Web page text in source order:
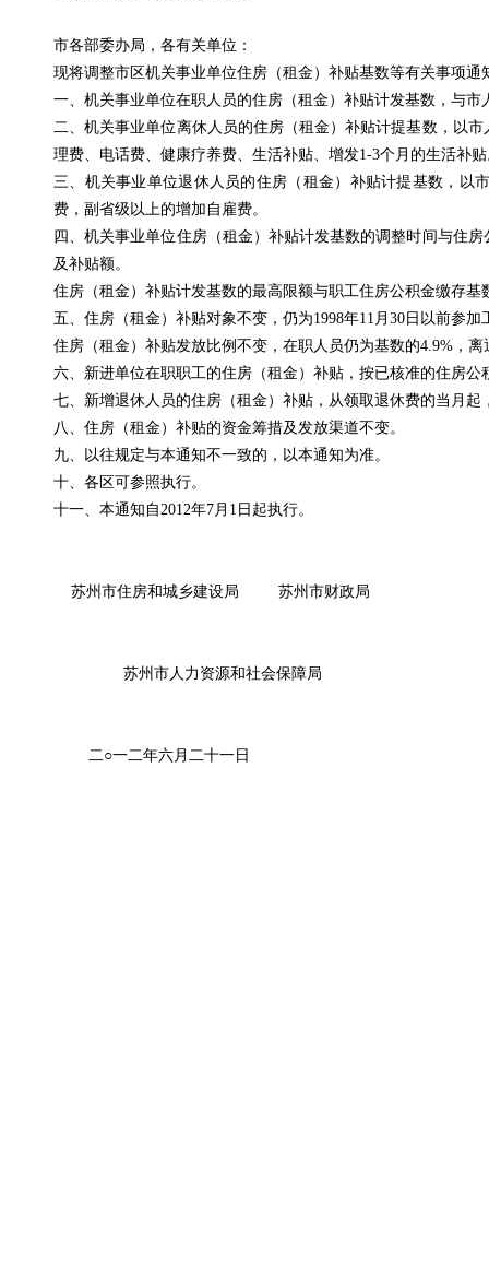
市各部委办局，各有关单位：
现将调整市区机关事业单位住房（租金）补贴基数等有关事项通
一、机关事业单位在职人员的住房（租金）补贴计发基数，与
二、机关事业单位离休人员的住房（租金）补贴计提基数，以市
理费、电话费、健康疗养费、生活补贴、增发1-3个月的生活补
三、机关事业单位退休人员的住房（租金）补贴计提基数，以
费，副省级以上的增加自雇费。
四、机关事业单位住房（租金）补贴计发基数的调整时间与住
及补贴额。
住房（租金）补贴计发基数的最高限额与职工住房公积金缴存
五、 住房（租金）补贴对象不变，仍为1998年11月30 日以前参加
住房（租金）补贴发放比例不变，在职人员仍为基数的4.9%，离
六、新进单位在职职工的住房（租金）补贴，按已核准的住房公
七、新增退休人员的住房（租金）补贴，从领取退休费的当月起
八、住房（租金）补贴的资金筹措及发放渠道不变。
九、 以往规定与本通知不一致的，以本通知为准。
十、各区可参照执行。
十一、本通知 自2012年7月1 日起执行。
苏州市住房和城乡建设局 苏州市财政
苏州市人力资源和社会保障局
二○一二年六月二十一日